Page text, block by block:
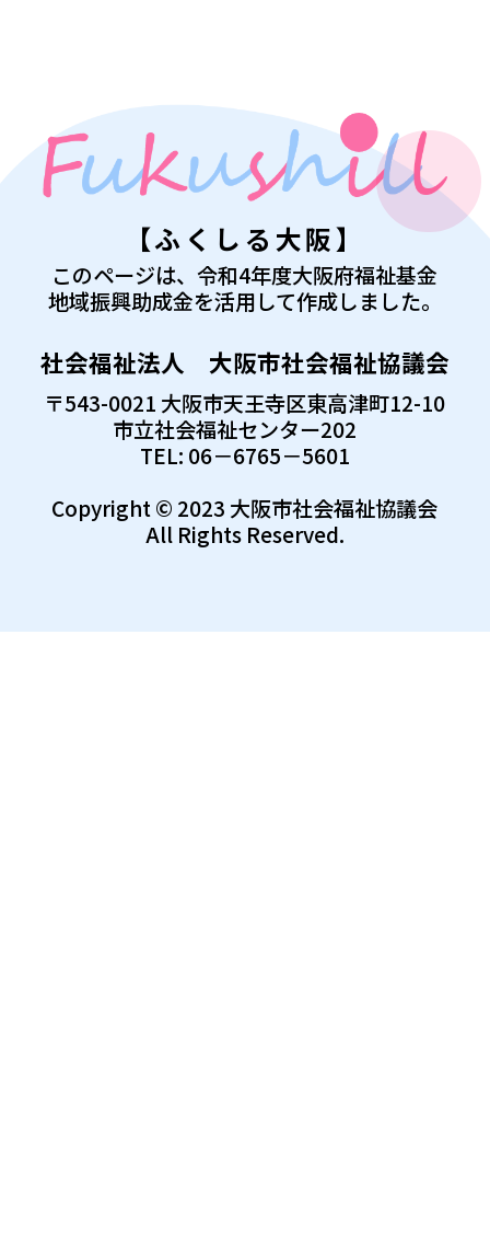
【ふくしる大阪】
このページは、令和4年度大阪府福祉基金
地域振興助成金を活用して作成しました。
社会福祉法人 大阪市社会福祉協議会
〒543-0021 大阪市天王寺区東高津町12-10
市立社会福祉センター202
TEL: 06－6765－5601
Copyright © 2023 大阪市社会福祉協議会
All Rights Reserved.